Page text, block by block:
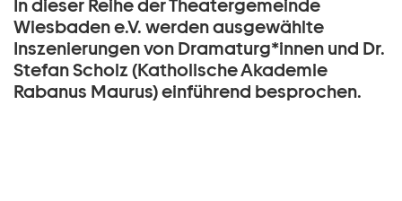
In dieser Reihe der Theatergemeinde
Wiesbaden e.V. werden ausgewählte
Inszenierungen von Dramaturg*innen und Dr.
Stefan Scholz (Katholische Akademie
Rabanus Maurus) einführend besprochen.